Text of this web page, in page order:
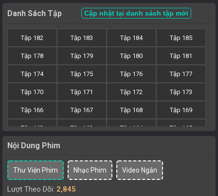
Danh Sách Tập Cập nhật lại danh sách tập mới
Tập 185
Tập 184
Tập 183
Tập 182
Tập 181
Tập 180
Tập 179
Tập 178
Tập 177
Tập 176
Tập 175
Tập 174
Tập 173
Tập 172
Tập 171
Tập 170
Tập 169
Tập 168
Tập 167
Tập 166
Tập 165
Tập 164
Tập 163
Tập 162
Tập 158
Tập 152
Tập 151
Tập 150
Nội Dung Phim
Thư Viện Phim Nhạc Phim Video Ngắn
Lượt Theo Dõi: 2,845